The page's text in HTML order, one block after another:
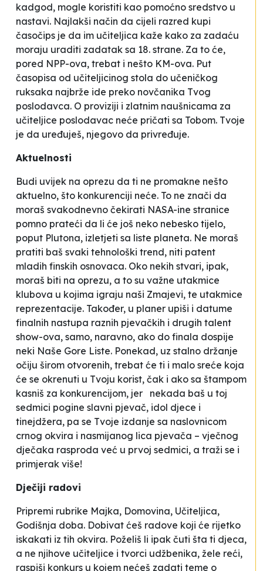
kadgod, mogle koristiti kao pomoćno sredstvo u
nastavi. Najlakši način da cijeli razred kupi
časočips je da im učiteljica kaže kako za zadaću
moraju uraditi zadatak sa 18. strane. Za to će,
pored NPP-ova, trebat i nešto KM-ova. Put
časopisa od učiteljicinog stola do učeničkog
ruksaka najbrže ide preko novčanika Tvog
poslodavca. O proviziji i zlatnim naušnicama za
učiteljice poslodavac neće pričati sa Tobom. Tvoje
je da uređuješ, njegovo da privređuje.
Aktuelnosti
Budi uvijek na oprezu da ti ne promakne nešto
aktuelno, što konkurenciji neće. To ne znači da
moraš svakodnevno čekirati NASA-ine stranice
pomno prateći da li će još neko nebesko tijelo,
poput Plutona, izletjeti sa liste planeta. Ne moraš
pratiti baš svaki tehnološki trend, niti patent
mladih finskih osnovaca. Oko nekih stvari, ipak,
moraš biti na oprezu, a to su važne utakmice
klubova u kojima igraju naši Zmajevi, te utakmice
reprezentacije. Također, u planer upiši i datume
finalnih nastupa raznih pjevačkih i drugih talent
show-ova, samo, naravno, ako do finala dospije
neki Naše Gore Liste. Ponekad, uz stalno držanje
očiju širom otvorenih, trebat će ti i malo sreće koja
će se okrenuti u Tvoju korist, čak i ako sa štampom
kasniš za konkurencijom, jer nekada baš u toj
sedmici pogine slavni pjevač, idol djece i
tinejdžera, pa se Tvoje izdanje sa naslovnicom
crnog okvira i nasmijanog lica pjevača – vječnog
dječaka rasproda već u prvoj sedmici, a traži se i
primjerak više!
Dječiji radovi
Pripremi rubrike Majka, Domovina, Učiteljica,
Godišnja doba. Dobivat ćeš radove koji će rijetko
iskakati iz tih okvira. Poželiš li ipak čuti šta ti djeca,
a ne njihove učiteljice i tvorci udžbenika, žele reći,
raspiši konkurs u kojem nećeš zadati teme o